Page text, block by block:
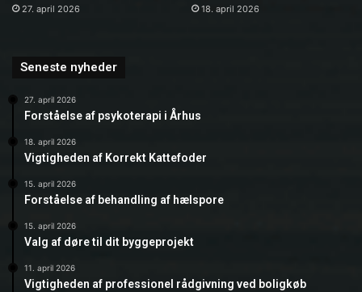
27. april 2026 18. april 2026
Seneste nyheder
27. april 2026
Forståelse af psykoterapi i Århus
18. april 2026
Vigtigheden af Korrekt Kattefoder
15. april 2026
Forståelse af behandling af hælspore
15. april 2026
Valg af døre til dit byggeprojekt
11. april 2026
Vigtigheden af professionel rådgivning ved boligkøb